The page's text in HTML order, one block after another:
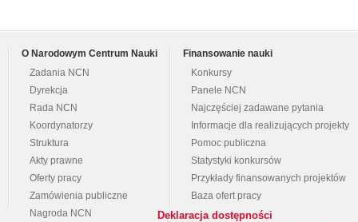
O Narodowym Centrum Nauki
Zadania NCN
Dyrekcja
Rada NCN
Koordynatorzy
Struktura
Akty prawne
Oferty pracy
Zamówienia publiczne
Nagroda NCN
Finansowanie nauki
Konkursy
Panele NCN
Najczęściej zadawane pytania
Informacje dla realizujących projekty
Pomoc publiczna
Statystyki konkursów
Przykłady finansowanych projektów
Baza ofert pracy
Deklaracja dostępności